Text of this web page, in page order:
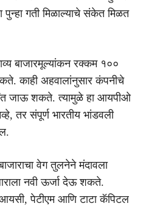
गती मिळाल्याचे संकेत मिळत
बाजारमूल्यांकन रक्कम १००
काही अहवालांनुसार कंपनीचे
जाऊ शकते. त्यामुळे हा आयपीओ
तर संपूर्ण भारतीय भांडवली
वेग तुलनेने मंदावला
नवी ऊर्जा देऊ शकते.
पेटीएम आणि टाटा कॅपिटल